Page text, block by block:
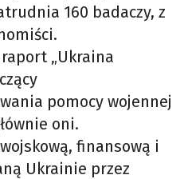
160 badaczy, z
„Ukraina
pomocy wojennej
oni.
finansową i
Ukrainie przez